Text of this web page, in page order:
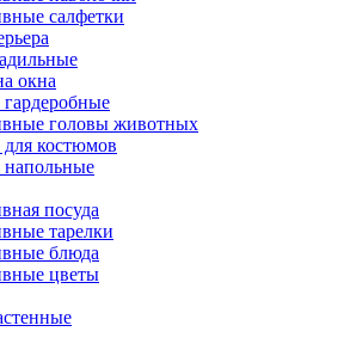
салфетки
окна
головы животных
костюмов
посуда
тарелки
блюда
цветы